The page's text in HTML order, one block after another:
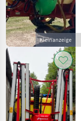
Kleinanzeige